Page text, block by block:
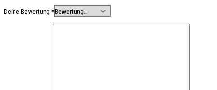
Deine Bewertung *